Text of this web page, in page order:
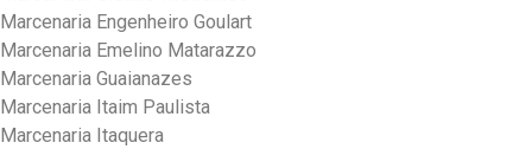
Marcenaria Engenheiro Goulart
Marcenaria Emelino Matarazzo
Marcenaria Guaianazes
Marcenaria Itaim Paulista
Marcenaria Itaquera